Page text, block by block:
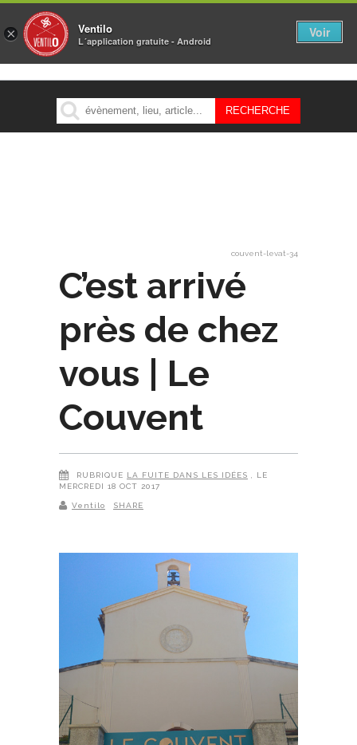
MENU
couvent-levat-34
C’est arrivé
près de chez
vous | Le
Couvent
RUBRIQUE LA FUITE DANS LES IDÉES
, LE
MERCREDI 18 OCT 2017
Ventilo SHARE
× Ventilo
L´application gratuite - Android
Voir